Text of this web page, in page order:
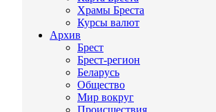
Храмы Бреста
Курсы валют
Архив
Брест
Брест-регион
Беларусь
Общество
Мир вокруг
Происшествия